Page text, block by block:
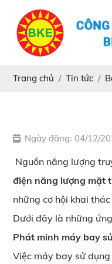
Trang chủ Tin tức
Ngày đăng: 04/12/
Nguồn năng lượng
điện năng lượng mặt
những cơ hội khai
Dưới đây là những
Phát minh máy bay
Việc máy bay sử